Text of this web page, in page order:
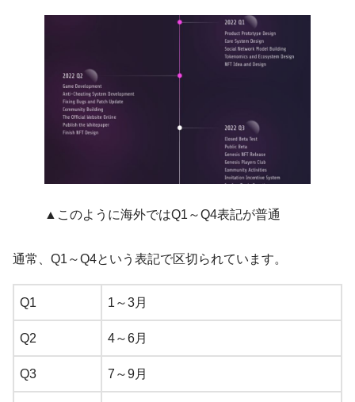
▲このように海外ではQ1～Q4表記が普通
通常、Q1～Q4という表記で区切られています。
Q1 1～3月
Q2 4～6月
Q3 7～9月